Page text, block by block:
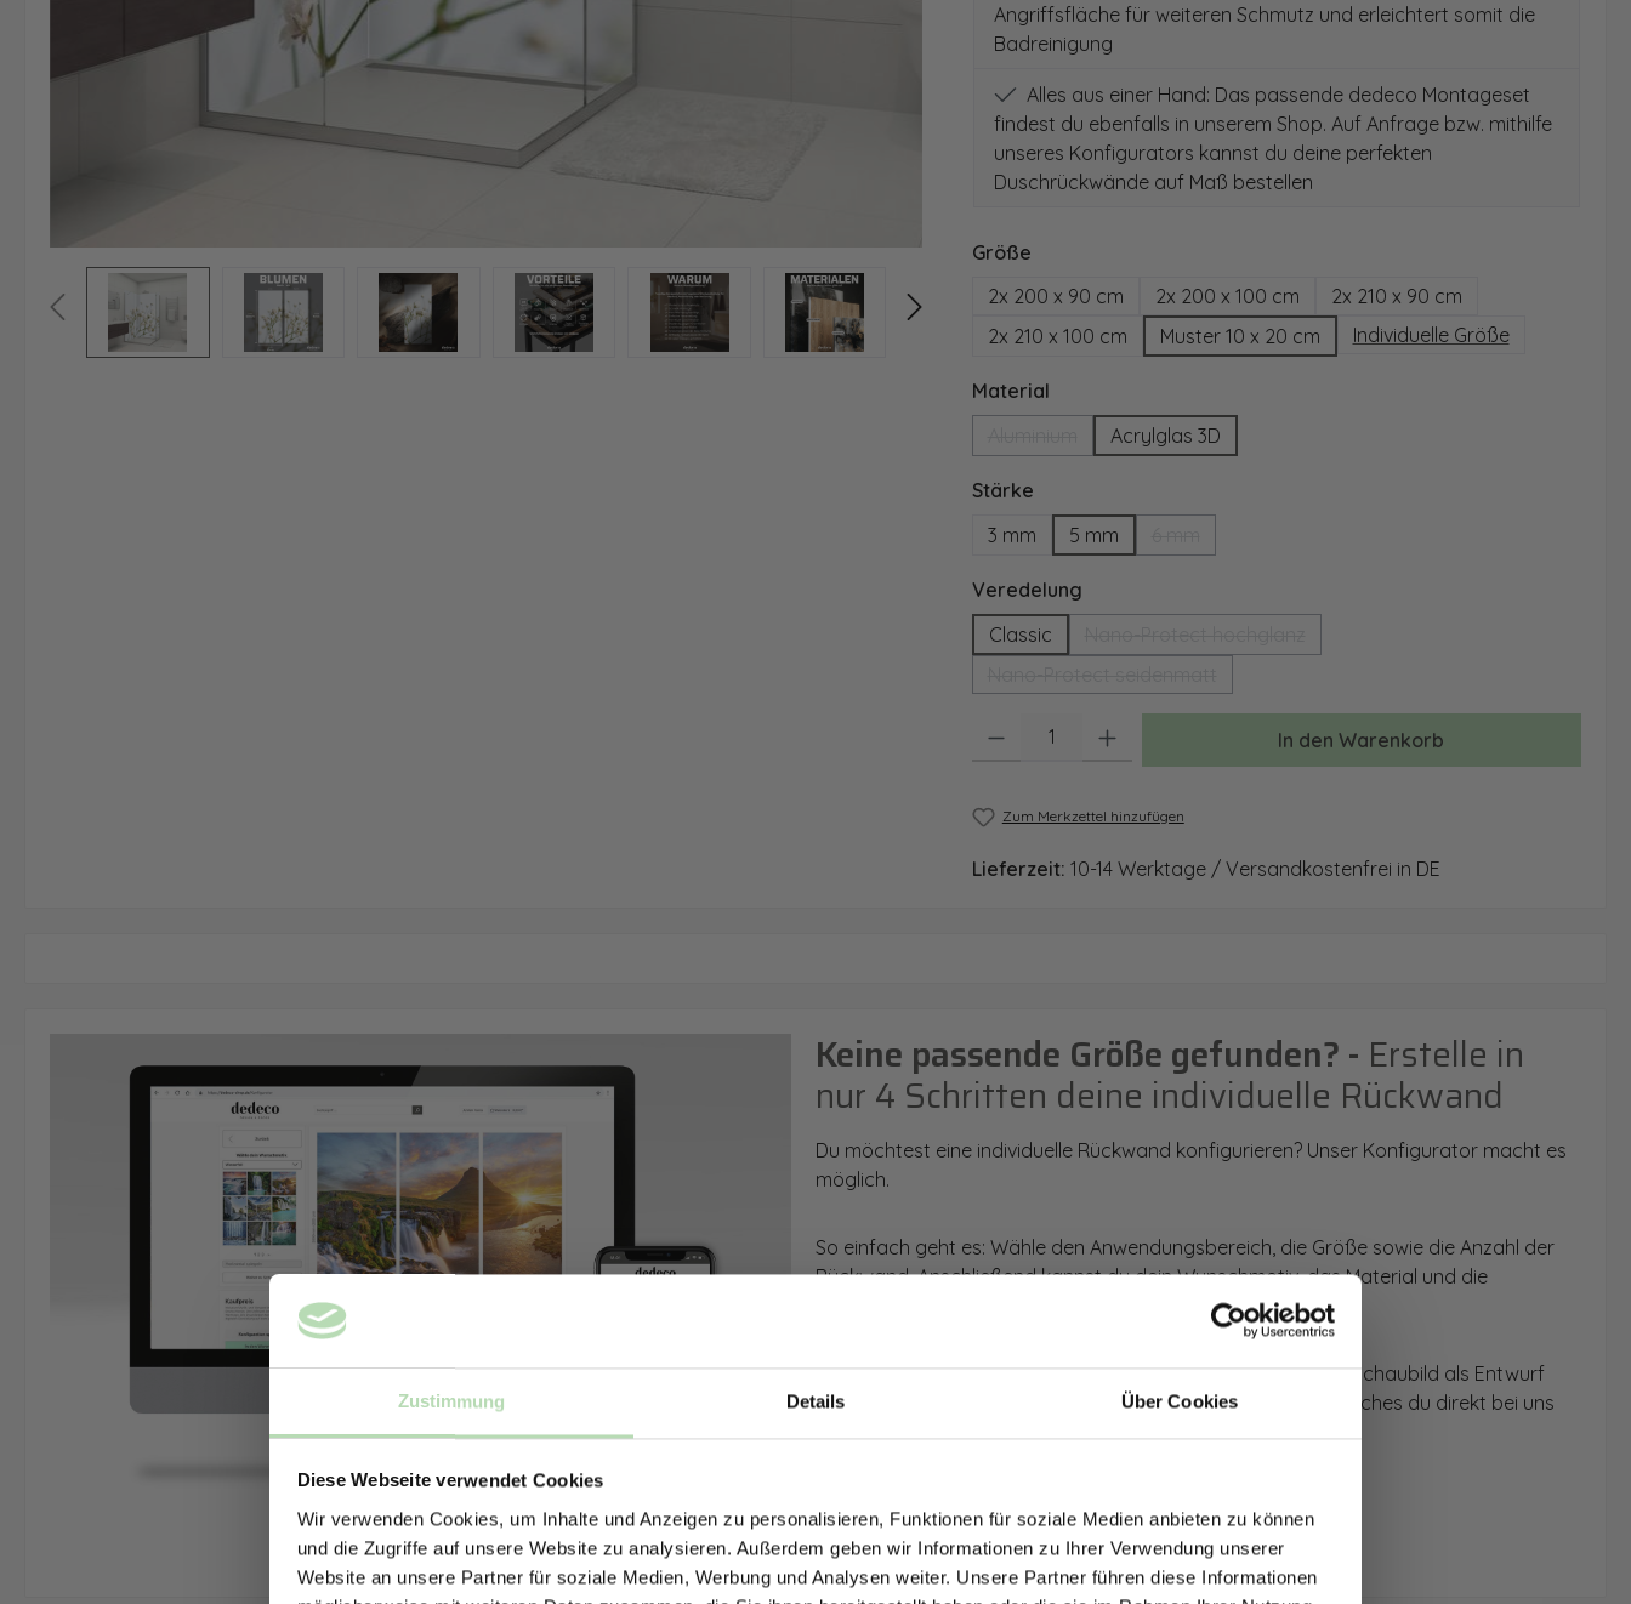
Zustimmung Details Über Cookies
Diese Webseite verwendet Cookies
Wir verwenden Cookies, um Inhalte und Anzeigen zu personalisieren, Funktionen für soziale Medien anbieten zu können
und die Zugriffe auf unsere Website zu analysieren. Außerdem geben wir Informationen zu Ihrer Verwendung unserer
Website an unsere Partner für soziale Medien, Werbung und Analysen weiter. Unsere Partner führen diese Informationen
Angriffsfläche für weiteren Schmutz und erleichtert somit die
Badreinigung
Alles aus einer Hand: Das passende dedeco Montageset
findest du ebenfalls in unserem Shop. Auf Anfrage bzw. mithilfe
unseres Konfigurators kannst du deine perfekten
Duschrückwände auf Maß bestellen
Größeauswählen
2x 200 x 90 cm
2x 200 x 100 cm
2x 210 x 90 cm
2x 210 x 100 cm
Muster 10 x 20 cm Individuelle Größe
Materialauswählen
(Diese Option ist zurzeit nicht verfügbar.)
Acrylglas 3D
Stärkeauswählen
3 mm
5 mm
Veredelungauswählen
Classic
(Diese Option ist zurzeit nicht verfügbar.)
Produkt Anzahl: Gib den gewünschten Wert ein oder benutze die Schaltflächen
In den Warenkorb
Zum Merkzettel hinzufügen
Lieferzeit: 10-14 Werktage / Versandkostenfrei in DE
Keine passende Größe gefunden? - Erstelle in
nur 4 Schritten deine individuelle Rückwand
Du möchtest eine individuelle Rückwand konfigurieren? Unser Konfigurator macht es
möglich.
So einfach geht es: Wähle den Anwendungsbereich, die Größe sowie die Anzahl der
Rückwand. Anschließend kannst du dein Wunschmotiv, das Material und die
Mithilfe unseres Konfigurators werden dir die Rückwände im Schaubild als Entwurf
dargestellt. Parallel erhältst du dein individuelles Angebot, welches du direkt bei uns
bestellen kannst.
Zum Konfigurator
Jetzt zum Newsletter anmelden.